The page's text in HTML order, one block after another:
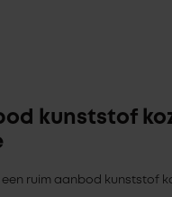
kunststof
een ruim aanbod kunststof